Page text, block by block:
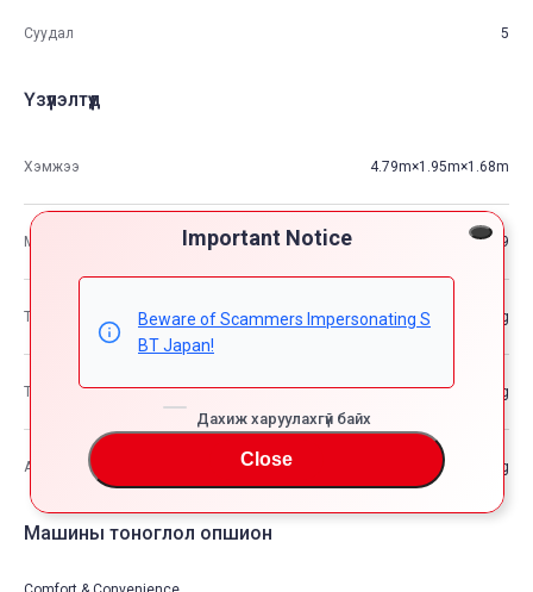
Important Notice
Beware of Scammers Impersonating S
BT Japan!
Дахиж харуулахгүй байх
Close
Суудал 5
Үзүүлэлтүүд
Хэмжээ 4.79m×1.95m×1.68m
М3 15.69
Тээврийн хэрэгслийн жин —kg
Тээврийн хэрэгслийн нийт жин —kg
Ачааны хамгийн өндөр хүчин чадал —kg
Машины тоноглол опшион